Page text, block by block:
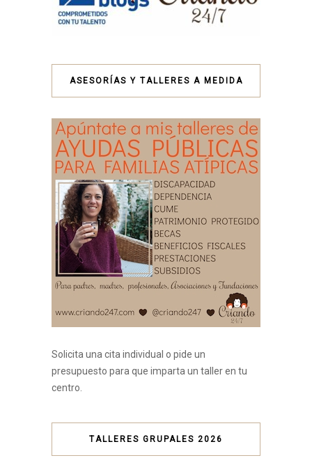
ASESORÍAS Y TALLERES A MEDIDA
Solicita una cita individual o pide un
presupuesto para que imparta un taller en tu
centro.
TALLERES GRUPALES 2026